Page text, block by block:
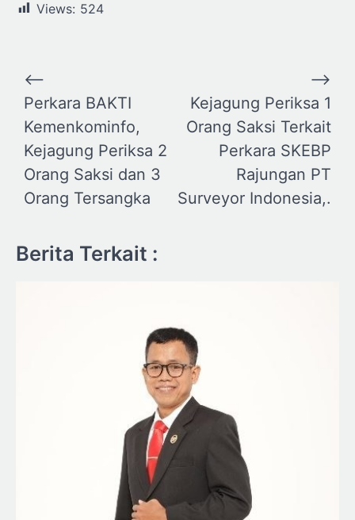
Views: 524
Navigasi
pos
⟵
Perkara BAKTI
Kemenkominfo,
Kejagung Periksa 2
Orang Saksi dan 3
Orang Tersangka
Kejagung Periksa 1
Orang Saksi Terkait
Perkara SKEBP
Rajungan PT
Surveyor Indonesia,.
⟶
Berita Terkait :